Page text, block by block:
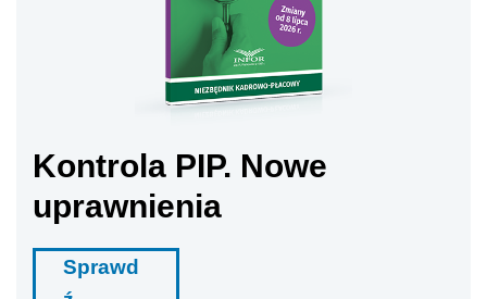
Kontrola PIP. Nowe
uprawnienia
Sprawd